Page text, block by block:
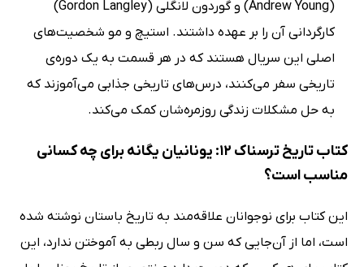
(Andrew Young) و گوردون لانگلی (Gordon Langley)
کارگردانی آن را بر عهده داشتند. استیچ و مو شخصیت‌های
اصلی این سریال هستند که در هر قسمت به یک دوره‌ی
تاریخی سفر می‌کنند، درس‌های تاریخی جذابی می‌آموزند که
به حل مشکلات زندگی روزمره‌شان کمک می‌کند.
کتاب تاریخ ترسناک 12: یونانیان یگانه برای چه کسانی
مناسب است؟
این کتاب برای نوجوانان علاقه‌مند به تاریخ باستان نوشته شده
است، اما از آن‌جایی که سن و سال ربطی به آموختن ندارد، این